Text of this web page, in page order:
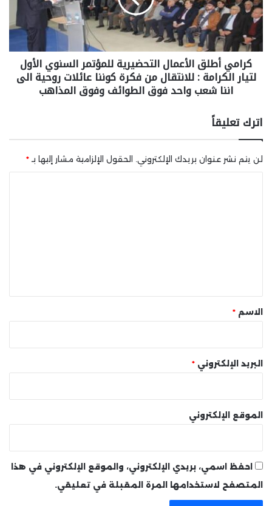
كرامي أطلق الأعمال التحضيرية للمؤتمر السنوي الأول
لتيار الكرامة : للانتقال من فكرة كوننا عائلات روحية الى
اننا شعب واحد فوق الطوائف وفوق المذاهب
اترك تعليقاً
لن يتم نشر عنوان بريدك الإلكتروني. الحقول الإلزامية مشار إليها بـ*
* الاسم *
البريد الإلكتروني *
الموقع الإلكتروني
احفظ اسمي، بريدي الإلكتروني، والموقع الإلكتروني في هذا
المتصفح لاستخدامها المرة المقبلة في تعليقي.